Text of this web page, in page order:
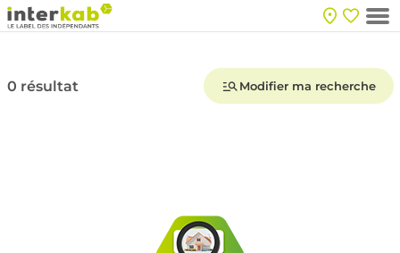
0 résultat Modifier ma recherche